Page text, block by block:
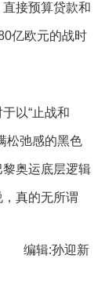
接预算贷款和
亿欧元的战时
以“止战和
松弛感的黑色
奥运底层逻辑
真的无所谓
编辑:孙迎新